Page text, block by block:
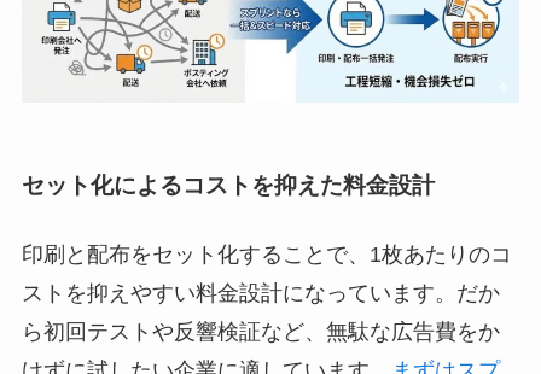
セット化によるコストを抑えた料金設計
印刷と配布をセット化することで、1枚あたりのコ
ストを抑えやすい料金設計になっています。だか
ら初回テストや反響検証など、無駄な広告費をか